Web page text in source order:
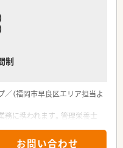
れる仕組みのため、働いた分
る仕組みです。
発生しないため、配属された
て取り組めます。
制
（福岡市早良区エリア担当よ
に携われます。管理栄養士
します。
お問い合わせ